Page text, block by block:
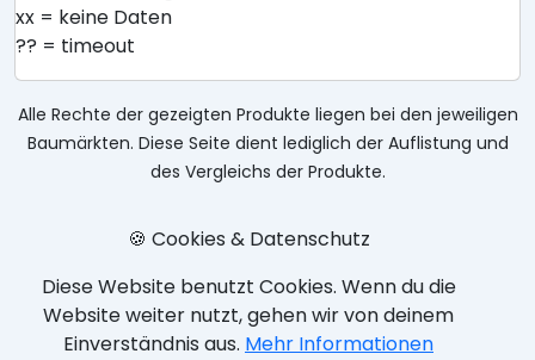
xx = keine Daten
?? = timeout
Alle Rechte der gezeigten Produkte liegen bei den jeweiligen
Baumärkten. Diese Seite dient lediglich der Auflistung und
des Vergleichs der Produkte.
🍪 Cookies & Datenschutz
Diese Website benutzt Cookies. Wenn du die
Website weiter nutzt, gehen wir von deinem
Einverständnis aus. Mehr Informationen